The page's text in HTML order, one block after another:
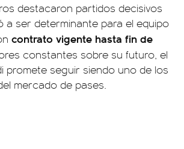
destacaron partidos decisivos
a ser determinante para el equipo
contrato vigente hasta fin de
constantes sobre su futuro, el
promete seguir siendo uno de los
mercado de pases.